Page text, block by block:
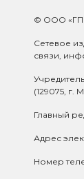
© ООО
Сетевое
связи,
(129075, г.
Главный
Адрес
Номер